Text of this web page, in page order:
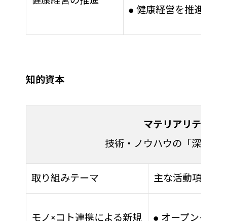
● 健康経営を推進する
知的資本
マテリアリティ
技術・ノウハウの「深化と
取り組みテーマ 主な活動項目
モノ×コト連携による新規
● オープンイノ